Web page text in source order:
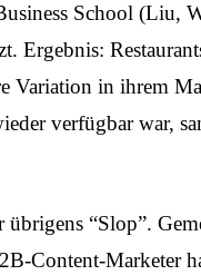
School (Liu,
Ergebnis:
Variation in ihrem
verfügbar war,
übrigens “Slop”.
Content-Marketer